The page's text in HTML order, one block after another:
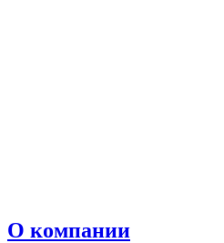
О компании